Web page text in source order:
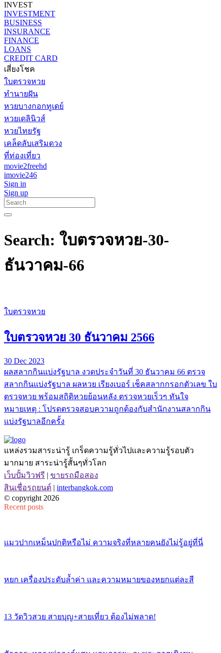
INVEST
INVESTMENT
BUSINESS
INSURANCE
FINANCE
LOANS
CREDIT CARD
เสี่ยงโชค
ใบตรวจหวย
ทำนายฝัน
หวยบางกอกทูเดย์
หวยเดลินิวส์
หวยไทยรัฐ
เคล็ดลับเสริมดวง
ที่ท่องเที่ยว
movie2freehd
imovie246
Sign in
Sign up
Search: ใบตรวจหวย-30-
ธันวาคม-66
ใบตรวจหวย
ใบตรวจหวย 30 ธันวาคม 2566
30 Dec 2023
ผลสลากกินแบ่งรัฐบาล งวดประจำวันที่ 30 ธันวาคม 66 ตรวจ
สลากกินแบ่งรัฐบาล ผลหวย เรียงเบอร์ เช็คสลากกรอกตัวเลข ใบ
ตรวจหวย พร้อมสถิติหวยย้อนหลัง ตรวจหวยเร็วๆ ทันใจ
หมายเหตุ : โปรดตรวจสอบความถูกต้องกับสำนักงานสลากกิน
แบ่งรัฐบาลอีกครั้ง
แหล่งรวมสาระน่ารู้ เกร็ดความรู้ทั่วไปและความรู้รอบตัว
มากมาย สาระน่ารู้สั้นๆทั่วโลก
เว็บปั้มวิวฟรี | ขายรถมือสอง
สินเชื่อรถยนต์ | interbangkok.com
© copyright 2026
Recent posts
แมวปากเหม็นปกติหรือไม่ ความจริงที่หลายคนยังไม่รู้อยู่ที่นี่
หยก เครื่องประดับล้ำค่า และความหมายของหยกแต่ละสี
13 วัดวิวสวย สายบุญ+สายเที่ยว ต้องไม่พลาด!